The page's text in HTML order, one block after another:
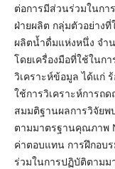
ต่อการมีส่วนร่วมในก
ฝ่ายผลิต กลุ่มตัวอย่าง
ผลิตน้ำดื่มแห่งหนึ่ง จำ
โดยเครื่องมือที่ใช้ในก
วิเคราะห์ข้อมูล ได้แก่
ใช้การวิเคราะห์การถ
สมมติฐานผลการวิจัย
ตามมาตรฐานคุณภาพ
ค่าตอบแทน การฝึกอบ
ร่วมในการปฏิบัติตามม